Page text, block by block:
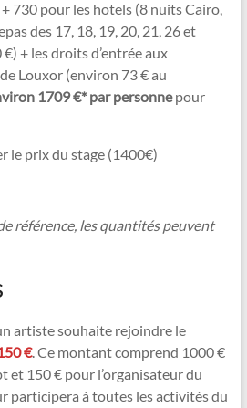
730 pour les hotels (8 nuits Cairo,
des 17, 18, 19, 20, 21, 26 et
+ les droits d’entrée aux
Louxor (environ 73 € au
1709 €* par personnepour
le prix du stage (1400€)
référence, les quantités peuvent
artiste souhaite rejoindre le
€. Ce montant comprend 1000 €
et 150 € pour l’organisateur du
participera à toutes les activités du